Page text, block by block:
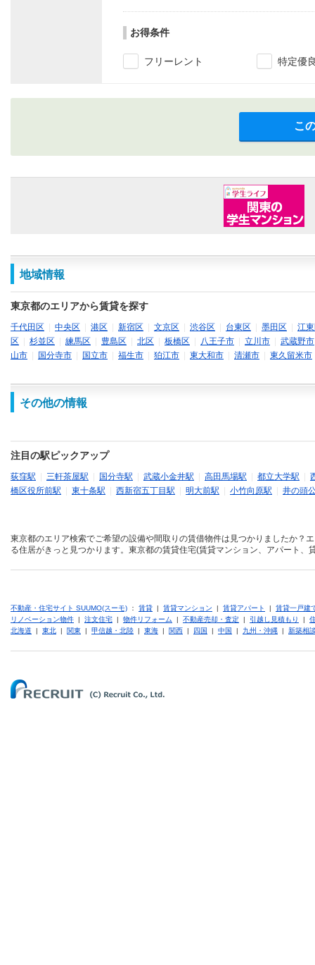
お得条件
フリーレント 特定優
こ
地域情報
東京都のエリアから賃貸を探す
千代田区 中央区 港区 新宿区 文京区 渋谷区 台東区 墨田区
江
区
杉並区 練馬区 豊島区 北区 板橋区 八王子市 立川市 武蔵野市
山市
国分寺市 国立市 福生市 狛江市 東大和市 清瀬市 東久留米市
その他の情報
注目の駅ピックアップ
荻窪駅 三軒茶屋駅 国分寺駅 武蔵小金井駅 高田馬場駅 都立大学駅
橋区役所前駅
東十条駅 西新宿五丁目駅 明大前駅 小竹向原駅 井の頭
東京都のエリア検索でご希望の設備や間取りの賃借物件は見つかりましたか？
る住居がきっと見つかります。東京都の賃貸住宅(賃貸マンション、アパート
不動産・住宅サイト SUUMO(スーモ) ： 賃貸 | 賃貸マンション | 賃貸アパート | 賃貸一戸建
リノベーション物件 | 注文住宅 | 物件リフォーム | 不動産売却・査定 | 引越し見積もり |
北海道 | 東北 | 関東 | 甲信越・北陸 | 東海 | 関西 | 四国 | 中国 | 九州・沖縄 | 新築相